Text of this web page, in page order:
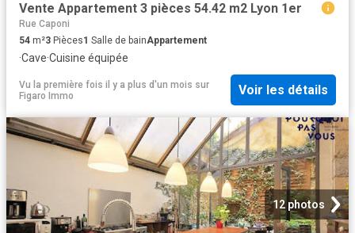
Vente Appartement 3 pièces 54.42 m2 Lyon 1er
Rue Caponi
54 m²3 Pièces1 Salle de bainAppartement
·Cave·Cuisine équipée
Vu la première fois il y a plus d'un mois sur
Figaro Immo
Voir les détails
12 photos